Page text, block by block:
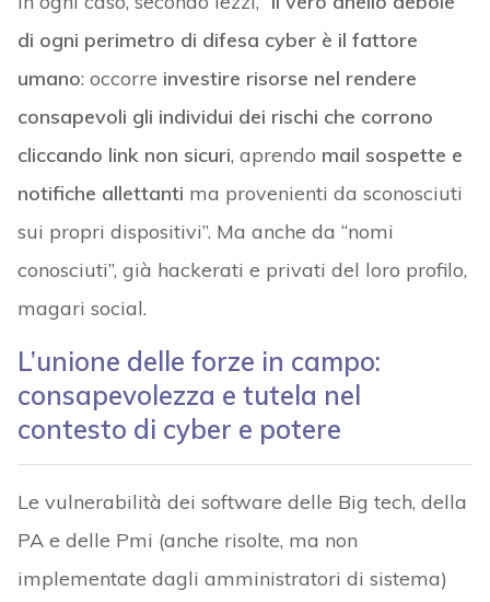
di ogni perimetro di difesa cyber è il fattore
umano: occorre investire risorse nel rendere
consapevoli gli individui dei rischi che corrono
cliccando link non sicuri, aprendo mail sospette e
notifiche allettanti ma provenienti da sconosciuti
sui propri dispositivi”. Ma anche da “nomi
conosciuti”, già hackerati e privati del loro profilo,
magari social.
L’unione delle forze in campo:
consapevolezza e tutela nel
contesto di cyber e potere
Le vulnerabilità dei software delle Big tech, della
PA e delle Pmi (anche risolte, ma non
implementate dagli amministratori di sistema)